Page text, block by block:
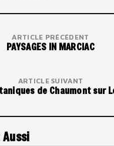
ARTICLE PRÉCÉDENT
PAYSAGES IN MARCIAC
ARTICLE SUIVANT
de Chaumont sur